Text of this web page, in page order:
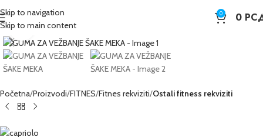
Skip to navigation
Skip to main content
0 0
Kliknite da poveća sliku
Početna Proizvodi FITNES Fitnes rekviziti Ostali fitness rekviziti